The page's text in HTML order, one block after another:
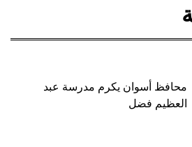
محافظ أسوان يكرم مدرسة عبد
العظيم فضل